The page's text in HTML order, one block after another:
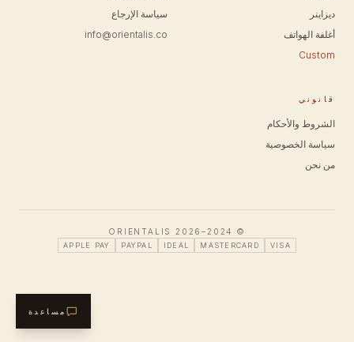
ديزاينر
أغلفة الهواتف
Custom
سياسة الإرجاع
info@orientalis.co
قانوني
الشروط والأحكام
سياسة الخصوصية
من نحن
© 2024–2026 ORIENTALIS
VISA
MASTERCARD
IDEAL
PAYPAL
APPLE PAY
مساعدة